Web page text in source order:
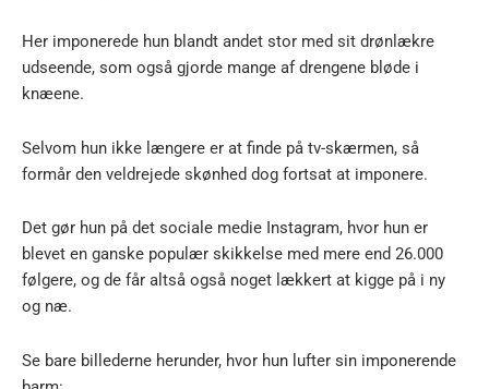
Her imponerede hun blandt andet stor med sit drønlækre
udseende, som også gjorde mange af drengene bløde i
knæene.
Selvom hun ikke længere er at finde på tv-skærmen, så
formår den veldrejede skønhed dog fortsat at imponere.
Det gør hun på det sociale medie Instagram, hvor hun er
blevet en ganske populær skikkelse med mere end 26.000
følgere, og de får altså også noget lækkert at kigge på i ny
og næ.
Se bare billederne herunder, hvor hun lufter sin imponerende